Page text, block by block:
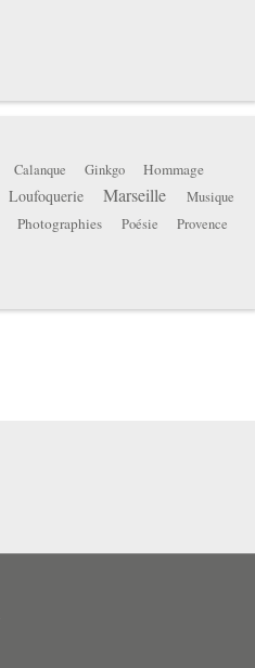
Calanque Ginkgo Hommage
Loufoquerie Marseille Musique
Photographies Poésie Provence